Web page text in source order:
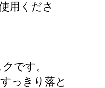
用くださ
です。
っきり落と